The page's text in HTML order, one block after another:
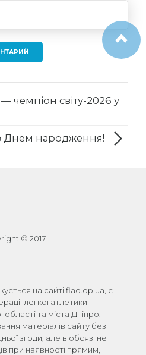
чемпіон світу-2026 у
Днем народження!
© 2017
на сайті flad.dp.ua, є
легкої атлетики
та міста Дніпро.
матеріалів сайту без
згоди, але в обсязі не
при наявності прямим,